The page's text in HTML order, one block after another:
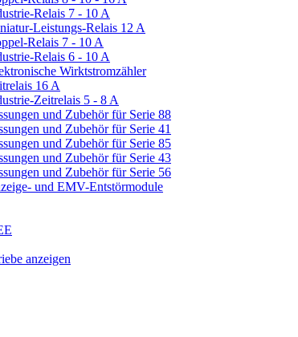
Relais 7 - 10 A
Leistungs-Relais 12 A
Relais 7 - 10 A
Relais 6 - 10 A
Wirktstromzähler
16 A
Zeitrelais 5 - 8 A
und Zubehör für Serie 88
und Zubehör für Serie 41
und Zubehör für Serie 85
und Zubehör für Serie 43
und Zubehör für Serie 56
und EMV-Entstörmodule
anzeigen